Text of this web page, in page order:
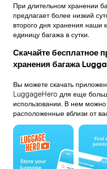
При длительном хранении
предлагает более низкий
второго дня хранения наши
единицу багажа в сутки.
Скачайте бесплатное
хранения багажа
Вы можете скачать
LuggageHero для еще
использовании. В нем можно
расположенные вблизи от